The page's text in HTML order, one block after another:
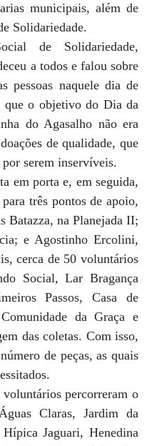
municipais, além de
Solidariedade.
de Solidariedade,
a todos e falou sobre
pessoas naquele dia de
que o objetivo do Dia da
do Agasalho não era
de qualidade, que
por serem inservíveis.
em porta e, em seguida,
três pontos de apoio,
Batazza, na Planejada II;
e Agostinho Ercolini,
cerca de 50 voluntários
Social, Lar Bragança
Passos, Casa de
da Graça e
das coletas. Com isso,
de peças, as quais
percorreram o
Claras, Jardim da
Jaguari, Henedina